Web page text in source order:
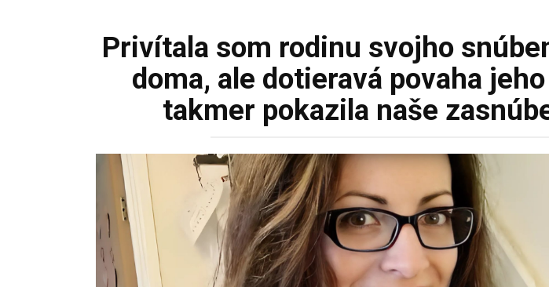
Privítala som rodinu svojho
doma, ale dotieravá povaha
takmer pokazila naše